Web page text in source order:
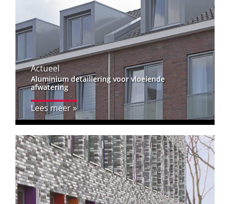
Actueel
Aluminium detaillering voor vloeiende
afwatering
Lees meer »